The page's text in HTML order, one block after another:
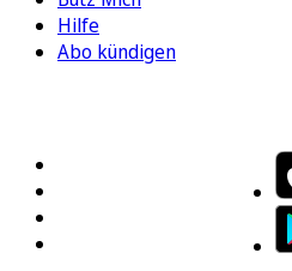
Hilfe
Abo kündigen